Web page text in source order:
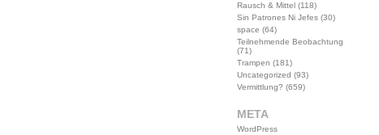
Rausch & Mittel(118)
Sin Patrones Ni Jefes(30)
space (64)
Teilnehmende Beobachtung
(71)
Trampen (181)
Uncategorized (93)
Vermittlung? (659)
META
WordPress